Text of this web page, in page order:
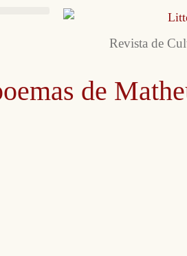
Revista de
de